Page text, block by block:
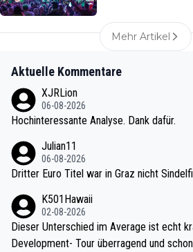
Mehr Artikel
Aktuelle Kommentare
XJRLion
06-08-2026
Hochinteressante Analyse. Dank dafür.
Julian11
06-08-2026
Dritter Euro Titel war in Graz nicht
K501Hawaii
02-08-2026
Dieser Unterschied im Average ist echt krass! 111+ ist
Development- Tour überragend und